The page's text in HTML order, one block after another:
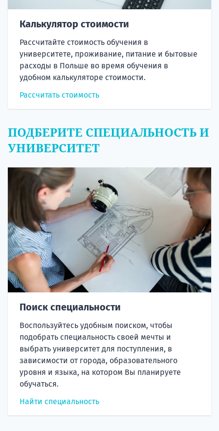
Калькулятор стоимости
Рассчитайте стоимость обучения в
университете, проживание, питание и бытовые
расходы в Польше во время обучения в
удобном калькуляторе стоимости.
Рассчитать стоимость
ПОДБЕРИТЕ СПЕЦИАЛЬНОСТЬ И
УНИВЕРСИТЕТ
Поиск специальности
Воспользуйтесь удобным поиском, чтобы
подобрать специальность своей мечты и
выбрать университет для поступления, в
зависимости от города, образовательного
уровня и языка, на котором Вы планируете
обучаться.
Найти специальность